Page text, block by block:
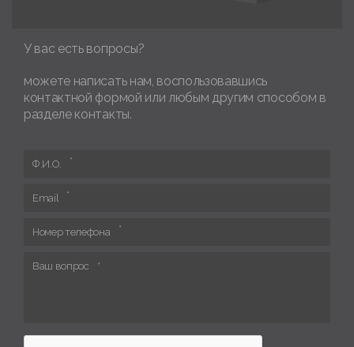
У вас есть вопросы?
можете написать нам, воспользовавшись
контактной формой или любым другим способом в
разделе контакты.
Ф.И.О.
Email
Номер телефона
Ваш вопрос